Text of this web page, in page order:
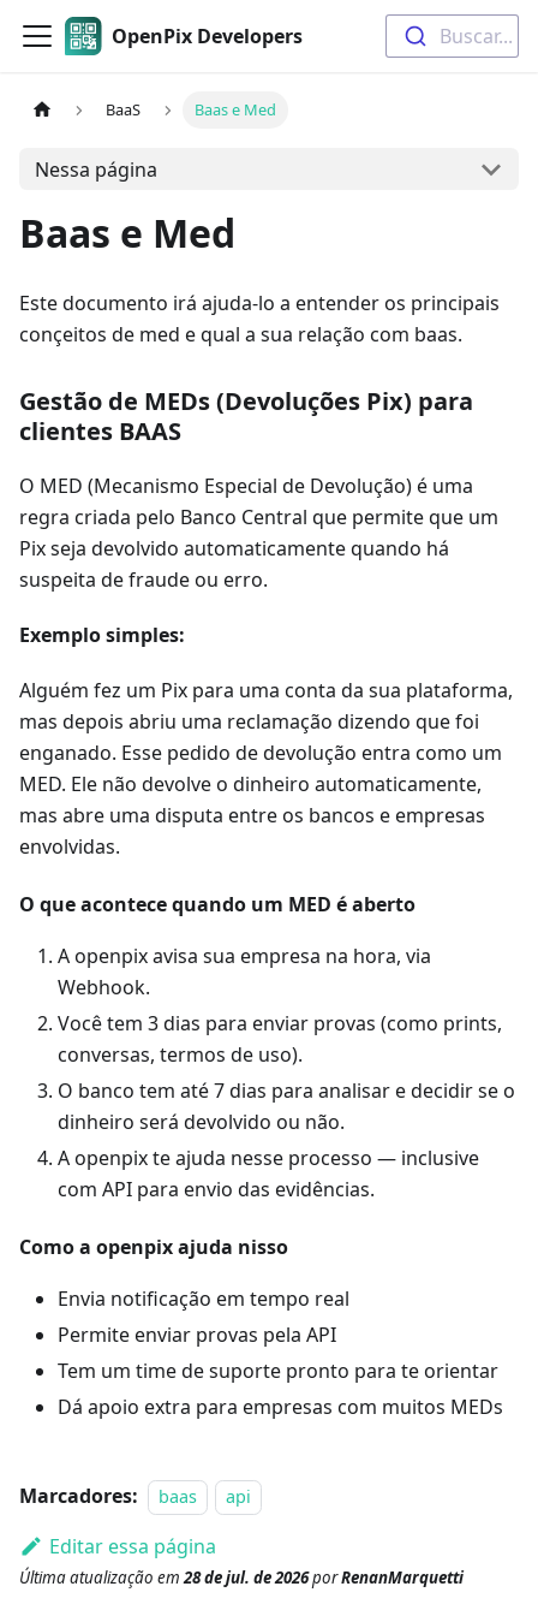
OpenPix Developers Buscar...
BaaS Baas e Med
Nessa página
Baas e Med
Este documento irá ajuda-lo a entender os principais
conçeitos de med e qual a sua relação com baas.
Gestão de MEDs (Devoluções Pix) para
clientes BAAS
O MED (Mecanismo Especial de Devolução) é uma
regra criada pelo Banco Central que permite que um
Pix seja devolvido automaticamente quando há
suspeita de fraude ou erro.
Exemplo simples:
Alguém fez um Pix para uma conta da sua plataforma,
mas depois abriu uma reclamação dizendo que foi
enganado. Esse pedido de devolução entra como um
MED. Ele não devolve o dinheiro automaticamente,
mas abre uma disputa entre os bancos e empresas
envolvidas.
O que acontece quando um MED é aberto
A openpix avisa sua empresa na hora, via
Webhook.
Você tem 3 dias para enviar provas (como prints,
conversas, termos de uso).
O banco tem até 7 dias para analisar e decidir se o
dinheiro será devolvido ou não.
A openpix te ajuda nesse processo — inclusive
com API para envio das evidências.
Como a openpix ajuda nisso
Envia notificação em tempo real
Permite enviar provas pela API
Tem um time de suporte pronto para te orientar
Dá apoio extra para empresas com muitos MEDs
Marcadores: baas api
Editar essa página
Última atualização em28 de jul. de 2026porRenanMarquetti